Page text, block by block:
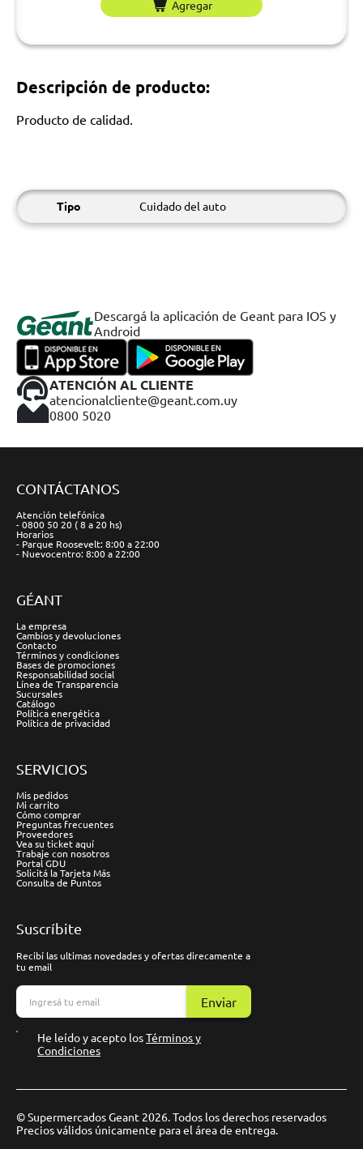
Agregar
Descripción de producto:
Producto de calidad.
Tipo Cuidado del auto
Descargá la aplicación de Geant para IOS y
Android
ATENCIÓN AL CLIENTE
atencionalcliente@geant.com.uy
0800 5020
CONTÁCTANOS
Atención telefónica
- 0800 50 20 ( 8 a 20 hs)
Horarios
- Parque Roosevelt: 8:00 a 22:00
- Nuevocentro: 8:00 a 22:00
GÉANT
La empresa
Cambios y devoluciones
Contacto
Términos y condiciones
Bases de promociones
Responsabilidad social
Línea de Transparencia
Sucursales
Catálogo
Política energética
Política de privacidad
SERVICIOS
Mis pedidos
Mi carrito
Cómo comprar
Preguntas frecuentes
Proveedores
Vea su ticket aquí
Trabaje con nosotros
Portal GDU
Solicitá la Tarjeta Más
Consulta de Puntos
Suscríbite
Recibí las ultimas novedades y ofertas direcamente a
tu email
Enviar
He leído y acepto losTérminos y
Condiciones
© Supermercados Geant 2026. Todos los derechos reservados
Precios válidos únicamente para el área de entrega.